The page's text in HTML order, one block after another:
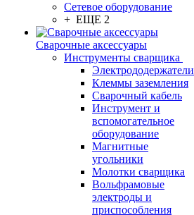
Сетевое оборудование
+ ЕЩЕ 2
Сварочные аксессуары
Инструменты сварщика
Электрододержатели
Клеммы заземления
Сварочный кабель
Инструмент и
вспомогательное
оборудование
Магнитные
угольники
Молотки сварщика
Вольфрамовые
электроды и
приспособления